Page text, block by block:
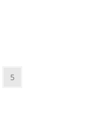
Page
5